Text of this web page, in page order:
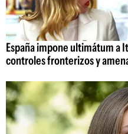
España impone ultimátum a
controles fronterizos y